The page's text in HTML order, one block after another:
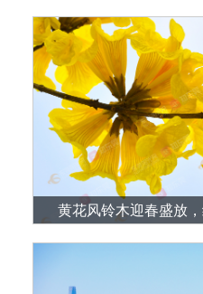
黄花风铃木迎春盛放